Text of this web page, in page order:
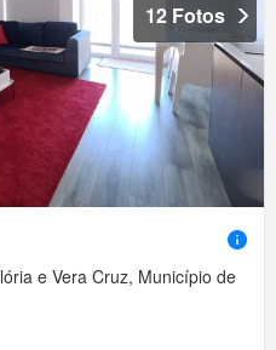
12 Fotos
e Vera Cruz, Município de